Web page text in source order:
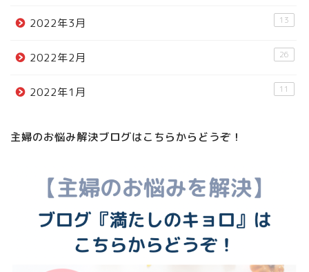
2022年3月 13
2022年2月 26
2022年1月 11
主婦のお悩み解決ブログはこちらからどうぞ！